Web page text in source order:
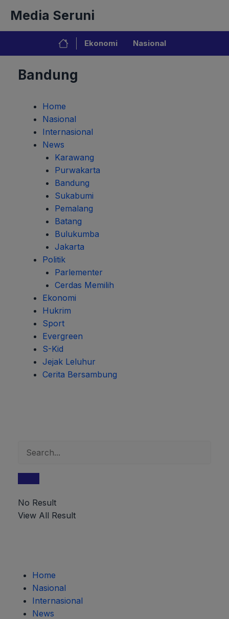
isi
Media Seruni
Ekonomi Nasional
Bandung
Home
Nasional
Internasional
News
Karawang
Purwakarta
Bandung
Sukabumi
Pemalang
Batang
Bulukumba
Jakarta
Politik
Parlementer
Cerdas Memilih
Ekonomi
Hukrim
Sport
Evergreen
S-Kid
Jejak Leluhur
Cerita Bersambung
No Result
View All Result
Home
Nasional
Internasional
News